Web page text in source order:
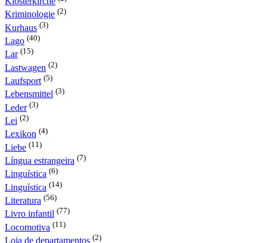
Kriminologie (2)
Kurhaus (3)
Lago (40)
Lar (15)
Lastwagen (2)
Laufsport (5)
Lebensmittel (3)
Leder (3)
Lei (2)
Lexikon (4)
Liebe (11)
Língua estrangeira (7)
Linguística (6)
Linguística (14)
Literatura (56)
Livro infantil (77)
Locomotiva (11)
Loja de departamentos (2)